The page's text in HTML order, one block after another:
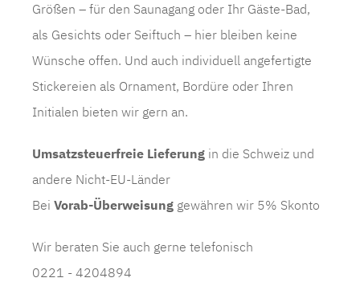
Größen – für den Saunagang oder Ihr Gäste-Bad,
als Gesichts oder Seiftuch – hier bleiben keine
Wünsche offen. Und auch individuell angefertigte
Stickereien als Ornament, Bordüre oder Ihren
Initialen bieten wir gern an.
Umsatzsteuerfreie Lieferung in die Schweiz und
andere Nicht-EU-Länder
Bei Vorab-Überweisung gewähren wir 5% Skonto
Wir beraten Sie auch gerne telefonisch
0221 - 4204894